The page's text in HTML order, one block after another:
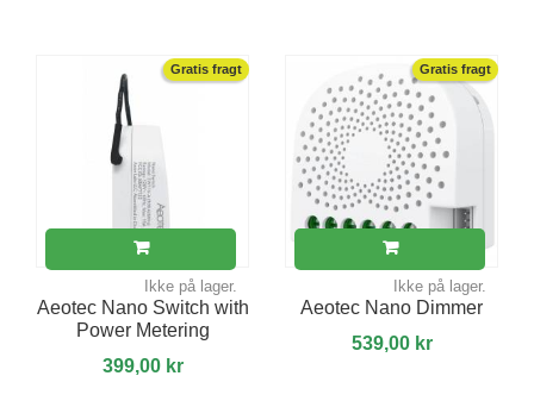
Gratis fragt
Ikke på lager.
Aeotec Nano Switch with
Power Metering
399,00 kr
Gratis fragt
Ikke på lager.
Aeotec Nano Dimmer
539,00 kr